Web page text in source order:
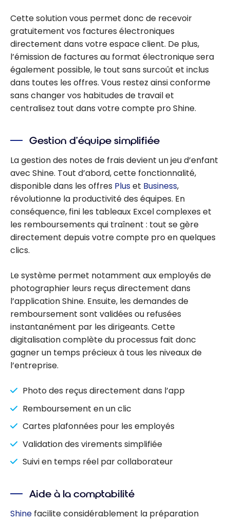
Cette solution vous permet donc de recevoir
gratuitement vos factures électroniques
directement dans votre espace client. De plus,
l’émission de factures au format électronique sera
également possible, le tout sans surcoût et inclus
dans toutes les offres. Vous restez ainsi conforme
sans changer vos habitudes de travail et
centralisez tout dans votre compte pro Shine.
Gestion d’équipe simplifiée
La gestion des notes de frais devient un jeu d’enfant
avec Shine. Tout d’abord, cette fonctionnalité,
disponible dans les offres Pluset Business,
révolutionne la productivité des équipes. En
conséquence, fini les tableaux Excel complexes et
les remboursements qui traînent : tout se gère
directement depuis votre compte pro en quelques
clics.
Le système permet notamment aux employés de
photographier leurs reçus directement dans
l’application Shine. Ensuite, les demandes de
remboursement sont validées ou refusées
instantanément par les dirigeants. Cette
digitalisation complète du processus fait donc
gagner un temps précieux à tous les niveaux de
l’entreprise.
Photo des reçus directement dans l’app
Remboursement en un clic
Cartes plafonnées pour les employés
Validation des virements simplifiée
Suivi en temps réel par collaborateur
Aide à la comptabilité
Shine facilite considérablement la préparation